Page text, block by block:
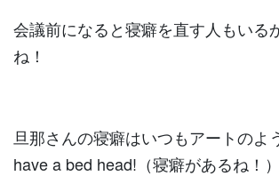
会議前になると寝癖を直す人もいる
ね！
旦那さんの寝癖はいつもアートのよ
have a bed head!（寝癖があるね！